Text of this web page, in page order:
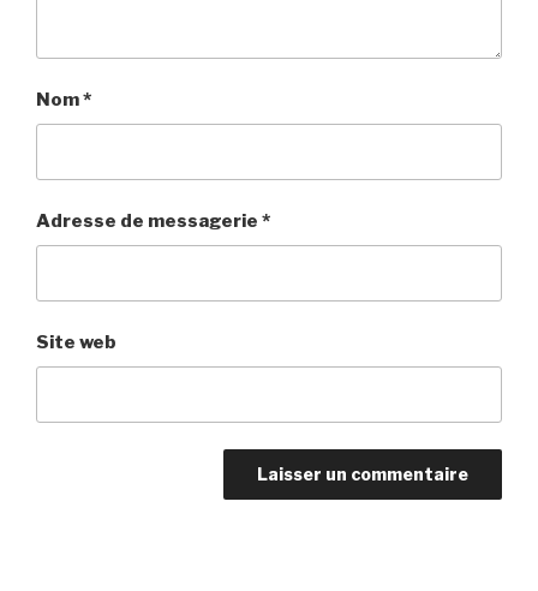
Nom*
Adresse de messagerie *
Site web